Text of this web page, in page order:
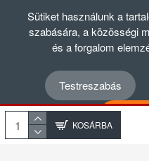
KOSÁRBA
Hétfő-
© 2012 - 2024
Adatvédelmi szabályzat
Sütiket használunk a
szabására, a közösségi
és a forgalom
Testreszabás
Összes